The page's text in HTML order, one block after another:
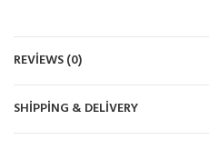
REVIEWS (0)
SHIPPING & DELIVERY